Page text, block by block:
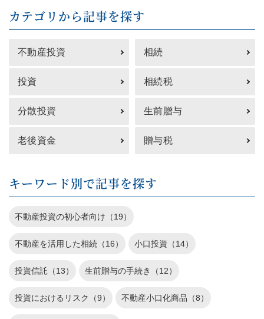
カテゴリから記事を探す
不動産投資 相続
投資 相続税
分散投資 生前贈与
老後資金 贈与税
キーワード別で記事を探す
不動産投資の初心者向け（19）
不動産を活用した相続（16） 小口投資（14）
投資信託（13） 生前贈与の手続き（12）
投資におけるリスク（9） 不動産小口化商品（8）